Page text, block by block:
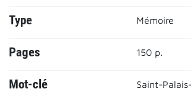
Type Mémoire
Pages 150 p.
Mot-clé
Saint-